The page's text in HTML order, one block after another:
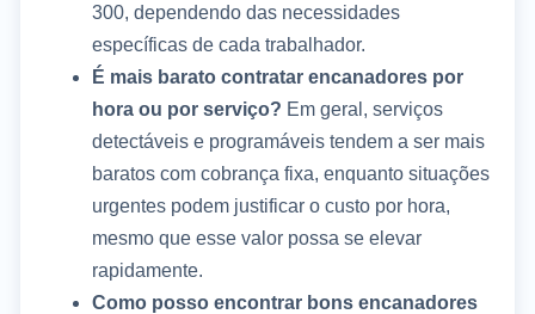
300, dependendo das necessidades
específicas de cada trabalhador.
É mais barato contratar encanadores por
hora ou por serviço? Em geral, serviços
detectáveis e programáveis tendem a ser mais
baratos com cobrança fixa, enquanto situações
urgentes podem justificar o custo por hora,
mesmo que esse valor possa se elevar
rapidamente.
Como posso encontrar bons encanadores